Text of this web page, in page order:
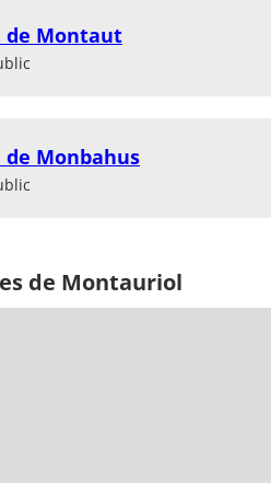
de Montaut
Monbahus
de Montauriol